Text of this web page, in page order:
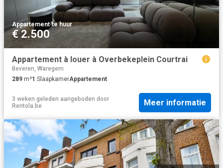
Appartement·te huur
€ 2.500
Appartement à louer à Overbekeplein Courtrai
Beveren, Waregem
289 m²1 SlaapkamerAppartement
3 weken geleden aangeboden door
Rentola.be
Meer informatie